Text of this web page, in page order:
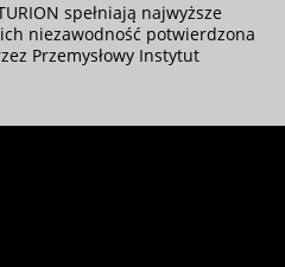
spełniają najwyższe
niezawodność potwierdzona
Przemysłowy Instytut